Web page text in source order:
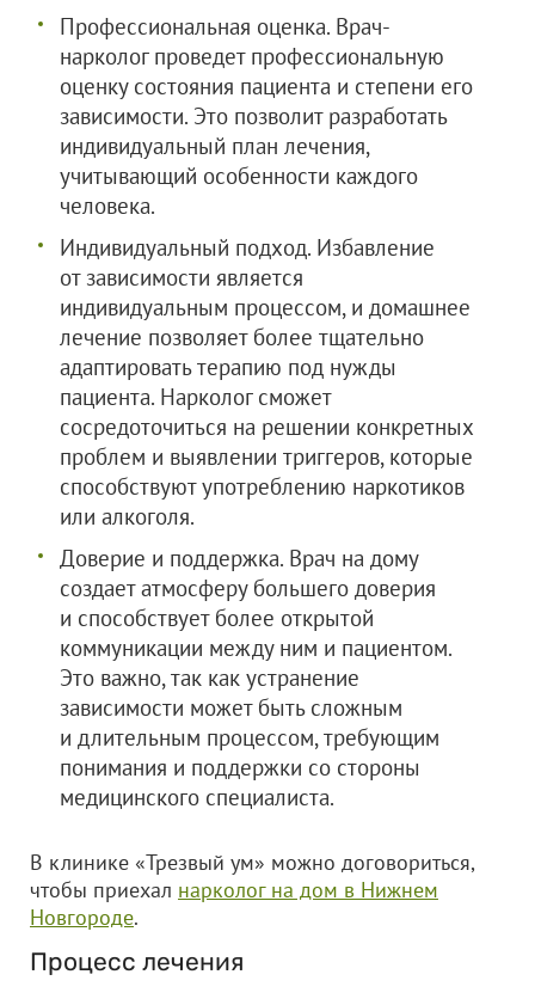
Профессиональная оценка. Врач-
нарколог проведет профессиональную
оценку состояния пациента и степени его
зависимости. Это позволит разработать
индивидуальный план лечения,
учитывающий особенности каждого
человека.
Индивидуальный подход. Избавление
от зависимости является
индивидуальным процессом, и домашнее
лечение позволяет более тщательно
адаптировать терапию под нужды
пациента. Нарколог сможет
сосредоточиться на решении конкретных
проблем и выявлении триггеров, которые
способствуют употреблению наркотиков
или алкоголя.
Доверие и поддержка. Врач на дому
создает атмосферу большего доверия
и способствует более открытой
коммуникации между ним и пациентом.
Это важно, так как устранение
зависимости может быть сложным
и длительным процессом, требующим
понимания и поддержки со стороны
медицинского специалиста.
В клинике «Трезвый ум» можно договориться,
чтобы приехал нарколог на дом в Нижнем
Новгороде.
Процесс лечения